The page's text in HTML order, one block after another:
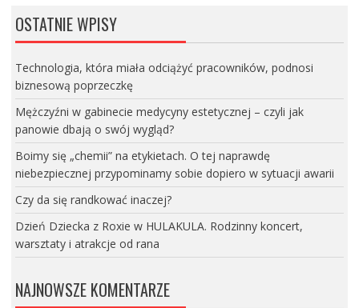
OSTATNIE WPISY
Technologia, która miała odciążyć pracowników, podnosi
biznesową poprzeczkę
Mężczyźni w gabinecie medycyny estetycznej – czyli jak
panowie dbają o swój wygląd?
Boimy się „chemii” na etykietach. O tej naprawdę
niebezpiecznej przypominamy sobie dopiero w sytuacji awarii
Czy da się randkować inaczej?
Dzień Dziecka z Roxie w HULAKULA. Rodzinny koncert,
warsztaty i atrakcje od rana
NAJNOWSZE KOMENTARZE